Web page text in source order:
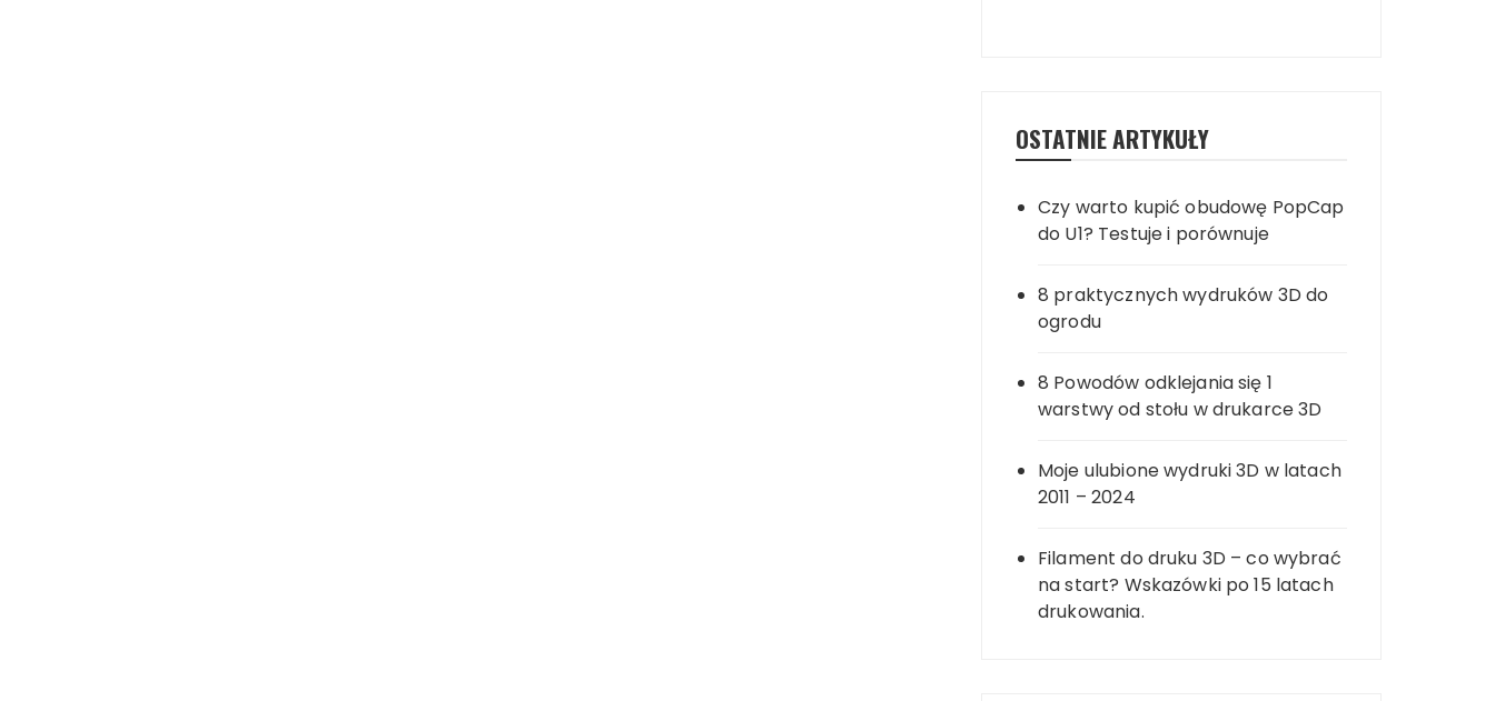
OSTATNIE ARTYKUŁY
Czy warto kupić obudowę PopCap
do U1? Testuje i porównuje
8 praktycznych wydruków 3D do
ogrodu
8 Powodów odklejania się 1
warstwy od stołu w drukarce 3D
Moje ulubione wydruki 3D w latach
2011 – 2024
Filament do druku 3D – co wybrać
na start? Wskazówki po 15 latach
drukowania.